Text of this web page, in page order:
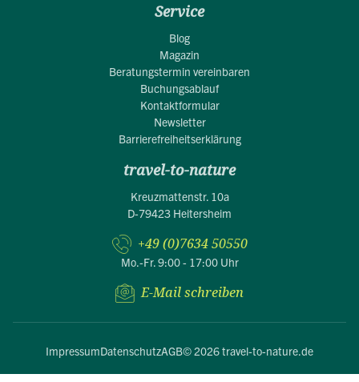
Service
Blog
Magazin
Beratungstermin vereinbaren
Buchungsablauf
Kontaktformular
Newsletter
Barrierefreiheitserklärung
travel-to-nature
Kreuzmattenstr. 10a
D-79423 Heitersheim
+49 (0)7634 50550
Mo.-Fr. 9:00 - 17:00 Uhr
E-Mail schreiben
ImpressumDatenschutzAGB© 2026 travel-to-nature.de